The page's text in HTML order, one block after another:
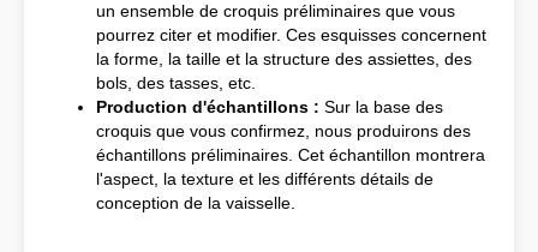
un ensemble de croquis préliminaires que vous
pourrez citer et modifier. Ces esquisses concernent
la forme, la taille et la structure des assiettes, des
bols, des tasses, etc.
Production d'échantillons : Sur la base des
croquis que vous confirmez, nous produirons des
échantillons préliminaires. Cet échantillon montrera
l'aspect, la texture et les différents détails de
conception de la vaisselle.